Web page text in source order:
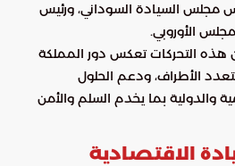
مجلس السيادة السوداني، ورئيس
الأوروبي.
هذه التحركات تعكس دور المملكة
الأطراف، ودعم الحلول
والدولية بما يخدم السلم والأمن
الاقتصادية